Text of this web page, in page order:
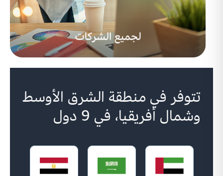
تتوفر في منطقة الشرق الأوسط
وشمال أفريقيا، في 9 دول